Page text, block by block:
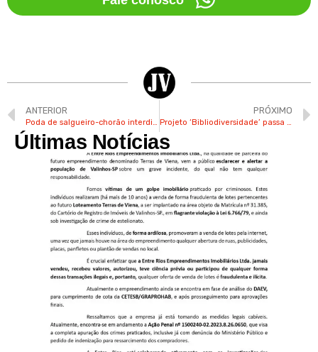
ANTERIOR
Poda de salgueiro-chorão interdita trecho da Rua Barão de Mauá em Valinhos
PRÓXIMO
Projeto ‘Bibliodiversidade’ passa por Valinhos para promover a importância da leitura sobre a cultura afro-brasileira e de povos indígenas às crianças
Últimas Notícias